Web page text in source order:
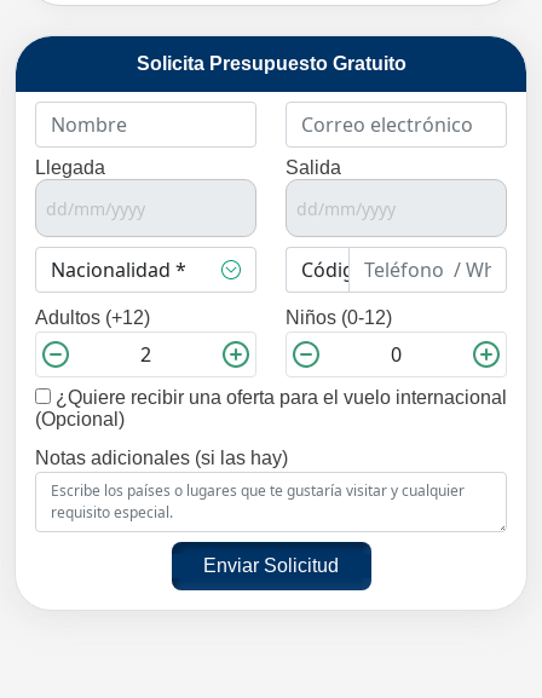
Solicita Presupuesto Gratuito
Llegada Salida
Adultos (+12) Niños (0-12)
¿Quiere recibir una oferta para el vuelo internacional
(Opcional)
Notas adicionales (si las hay)
Enviar Solicitud